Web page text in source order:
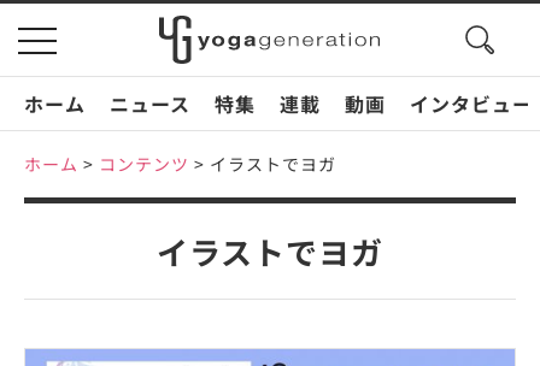
toggle
navigation
search
ホーム
ニュース 特集 連載 動画 インタビュー
ホーム > コンテンツ > イラストでヨガ
イラストでヨガ